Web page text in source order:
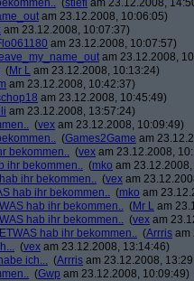
(stiefl am 23.12.2008,
am 23.12.2008, 10:06:05)
am 23.12.2008, 10:07:37)
am 23.12.2008, 10:07:57)
am 23.12.2008,
(Mr L am 23.12.2008, 10:13:24)
am 23.12.2008, 10:42:37)
am 23.12.2008, 10:45:49)
am 23.12.2008, 13:57:24)
(vex am 23.12.2008, 10:09:49)
(Games2Game am
bekommen.. (vex am 23.12.2008,
ihr bekommen.. (mko am
ihr bekommen.. (vex am
hab ihr bekommen.. (mko am
hab ihr bekommen.. (Mr L am
hab ihr bekommen.. (vex am
hab ihr bekommen.. (Arrris am
(vex am 23.12.2008, 13:14:46)
ich... (Arrris am 23.12.2008,
(Gwp am 23.12.2008, 10:09:49)